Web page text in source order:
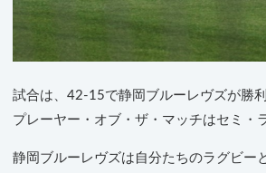
試合は、42-15で静岡ブルーレヴズが勝利
プレーヤー・オブ・ザ・マッチはセミ・
静岡ブルーレヴズは自分たちのラグビー